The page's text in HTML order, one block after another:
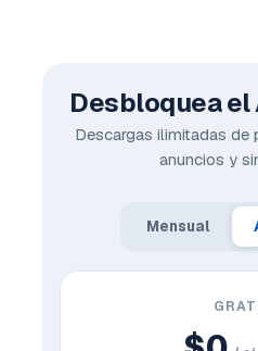
Desbloquea
Descargas ilimitadas de
anuncios y
Mensual